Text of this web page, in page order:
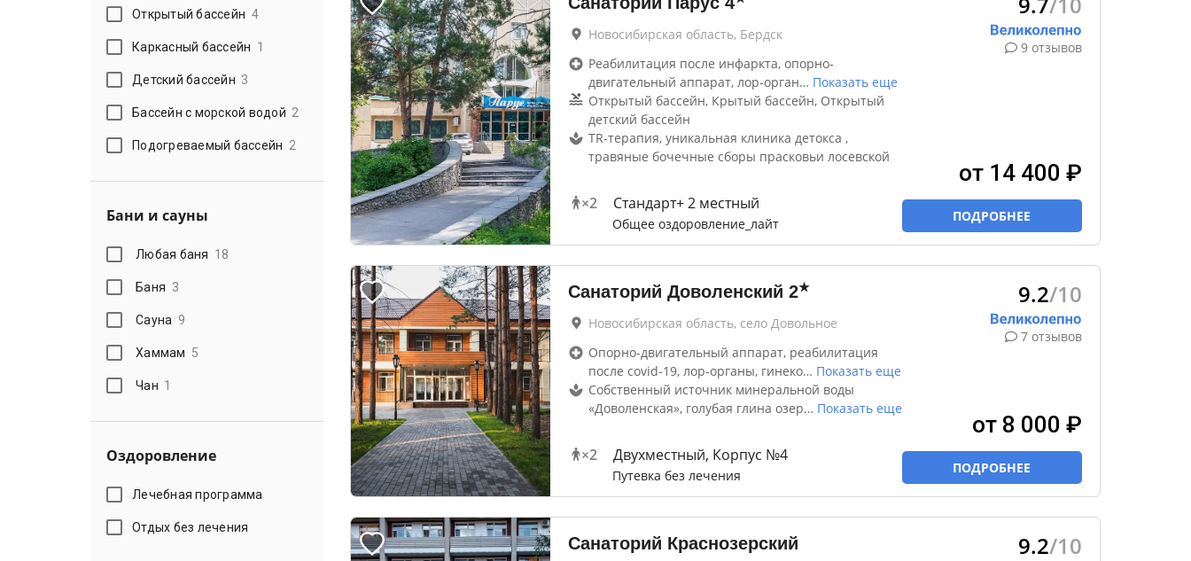
Открытый бассейн 4
Каркасный бассейн 1
Детский бассейн 3
Бассейн с морской водой 2
Подогреваемый бассейн 2
Бани и сауны
Любая баня 18
Баня 3
Сауна 9
Хаммам 5
Чан 1
Оздоровление
Лечебная программа
Отдых без лечения
Новосибирская область, Бердск
Реабилитация после инфаркта, опорно-
двигательный аппарат, лор-орган… Показать еще
Открытый бассейн, Крытый бассейн, Открытый
детский бассейн
TR-терапия, уникальная клиника детокса ,
травяные бочечные сборы прасковьи лосевской
×2 Стандарт+ 2 местный
Общее оздоровление_лайт
9 отзывов
от 14 400 ₽
ПОДРОБНЕЕ
Санаторий Доволенский 2★
Новосибирская область, село Довольное
Опорно-двигательный аппарат, реабилитация
после covid-19, лор-органы, гинеко… Показать еще
Собственный источник минеральной воды
«Доволенская», голубая глина озер… Показать еще
×2 Двухместный, Корпус №4
Путевка без лечения
9.2/10
7 отзывов
от 8 000 ₽
ПОДРОБНЕЕ
Санаторий Краснозерский 9.2/10